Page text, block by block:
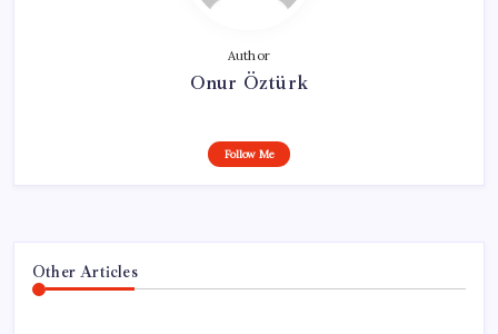
Author
Onur Öztürk
Follow Me
Other Articles